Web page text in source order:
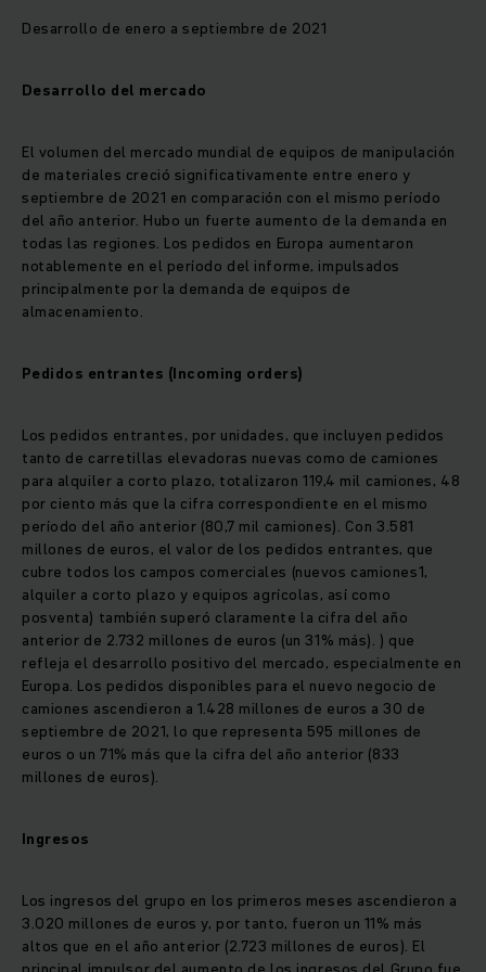
Desarrollo de enero a septiembre de 2021
Desarrollo del mercado
El volumen del mercado mundial de equipos de manipulación
de materiales creció significativamente entre enero y
septiembre de 2021 en comparación con el mismo período
del año anterior. Hubo un fuerte aumento de la demanda en
todas las regiones. Los pedidos en Europa aumentaron
notablemente en el período del informe, impulsados ​​
principalmente por la demanda de equipos de
almacenamiento.
Pedidos entrantes (Incoming orders)
Los pedidos entrantes, por unidades, que incluyen pedidos
tanto de carretillas elevadoras nuevas como de camiones
para alquiler a corto plazo, totalizaron 119,4 mil camiones, 48 ​​
por ciento más que la cifra correspondiente en el mismo
período del año anterior (80,7 mil camiones). Con 3.581
millones de euros, el valor de los pedidos entrantes, que
cubre todos los campos comerciales (nuevos camiones1,
alquiler a corto plazo y equipos agrícolas, así como
posventa) también superó claramente la cifra del año
anterior de 2.732 millones de euros (un 31% más). ) que
refleja el desarrollo positivo del mercado, especialmente en
Europa. Los pedidos disponibles para el nuevo negocio de
camiones ascendieron a 1.428 millones de euros a 30 de
septiembre de 2021, lo que representa 595 millones de
euros o un 71% más que la cifra del año anterior (833
millones de euros).
Ingresos
Los ingresos del grupo en los primeros meses ascendieron a
3.020 millones de euros y, por tanto, fueron un 11% más
altos que en el año anterior (2.723 millones de euros). El